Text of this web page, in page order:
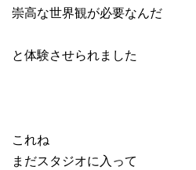
崇高な世界観が必要なんだ
と体験させられました
これね
まだスタジオに入って